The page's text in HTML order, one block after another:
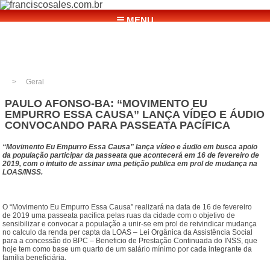
☰ MENU
Geral
PAULO AFONSO-BA: “MOVIMENTO EU
EMPURRO ESSA CAUSA” LANÇA VÍDEO E ÁUDIO
CONVOCANDO PARA PASSEATA PACÍFICA
“Movimento Eu Empurro Essa Causa” lança vídeo e áudio em busca apoio
da população participar da passeata que acontecerá em 16 de fevereiro de
2019, com o intuito de assinar uma petição publica em prol de mudança na
LOAS/INSS.
O “Movimento Eu Empurro Essa Causa” realizará na data de 16 de fevereiro
de 2019 uma passeata pacifica pelas ruas da cidade com o objetivo de
sensibilizar e convocar a população a unir-se em prol de reivindicar mudança
no calculo da renda per capta da LOAS – Lei Orgânica da Assistência Social
para a concessão do BPC – Beneficio de Prestação Continuada do INSS, que
hoje tem como base um quarto de um salário mínimo por cada integrante da
família beneficiária.